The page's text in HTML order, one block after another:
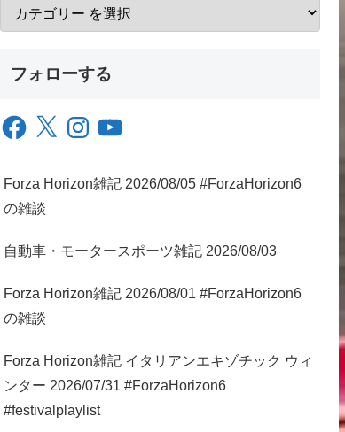
フォローする
Facebook
X InstagramYouTube
Forza Horizon雑記 2026/08/05 #ForzaHorizon6
の雑談
自動車・モータースポーツ雑記 2026/08/03
Forza Horizon雑記 2026/08/01 #ForzaHorizon6
の雑談
Forza Horizon雑記 イタリアンエキゾチック ウィ
ンター 2026/07/31 #ForzaHorizon6
#festivalplaylist